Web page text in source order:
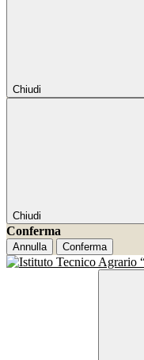
Chiudi
Chiudi
Conferma
Annulla Conferma